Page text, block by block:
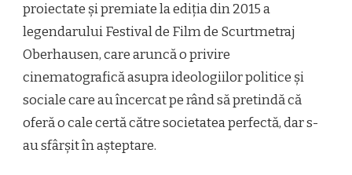
proiectate și premiate la ediția din 2015 a
legendarului Festival de Film de Scurtmetraj
Oberhausen, care aruncă o privire
cinematografică asupra ideologiilor politice și
sociale care au încercat pe rând să pretindă că
oferă o cale certă către societatea perfectă, dar s-
au sfârșit în așteptare.